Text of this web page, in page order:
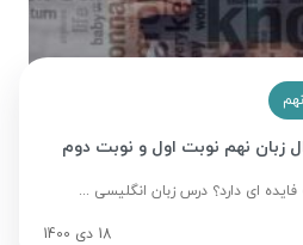
ای دارد؟ درس زبان انگلیسی ...
18 دی 1400